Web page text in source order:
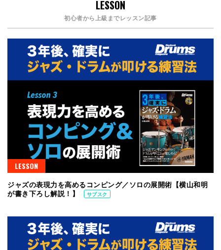
LESSON
初心者から上級までレッスン記事
LESSON
ジャズの表現力を高めるコンピング／ソロの展開術【横山和明
が書き下ろし解説！】
サブスク